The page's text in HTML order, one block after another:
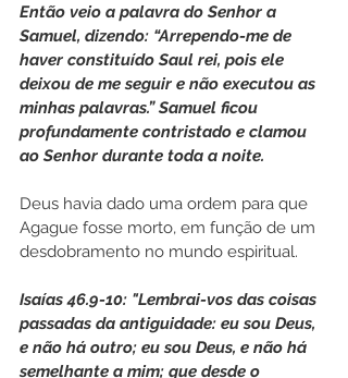
Então veio a palavra do Senhor a
Samuel, dizendo: “Arrependo-me de
haver constituído Saul rei, pois ele
deixou de me seguir e não executou as
minhas palavras.” Samuel ficou
profundamente contristado e clamou
ao Senhor durante toda a noite.
Deus havia dado uma ordem para que
Agague fosse morto, em função de um
desdobramento no mundo espiritual.
Isaías 46.9-10: "Lembrai-vos das coisas
passadas da antiguidade: eu sou Deus,
e não há outro; eu sou Deus, e não há
semelhante a mim; que desde o